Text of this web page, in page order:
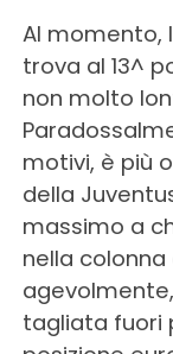
Al momento,
trova al 13^
non molto
motivi, è più
della
massimo a
nella
tagliata fuori